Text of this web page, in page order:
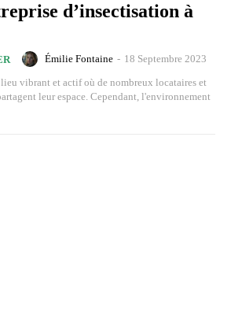
d’insectisation à
Émilie Fontaine - 18 Septembre 2023
vibrant et actif où de nombreux locataires et
leur espace. Cependant, l'environnement